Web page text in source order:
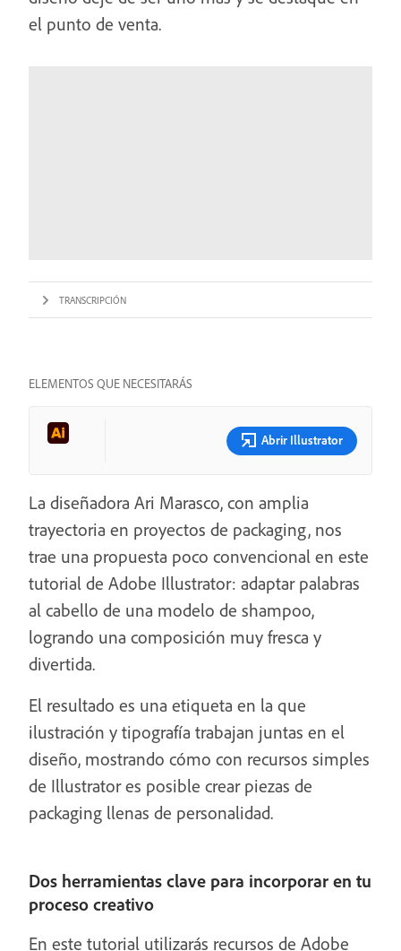
el punto de venta.
TRANSCRIPCIÓN
ELEMENTOS QUE NECESITARÁS
Abrir Illustrator
La diseñadora Ari Marasco, con amplia
trayectoria en proyectos de packaging, nos
trae una propuesta poco convencional en este
tutorial de Adobe Illustrator: adaptar palabras
al cabello de una modelo de shampoo,
logrando una composición muy fresca y
divertida.
El resultado es una etiqueta en la que
ilustración y tipografía trabajan juntas en el
diseño, mostrando cómo con recursos simples
de Illustrator es posible crear piezas de
packaging llenas de personalidad.
Dos herramientas clave para incorporar en tu
proceso creativo
En este tutorial utilizarás recursos de Adobe